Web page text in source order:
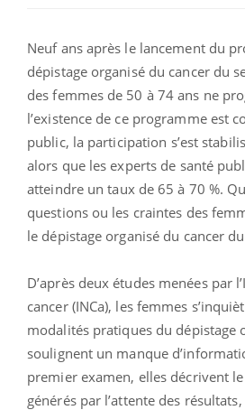
Neuf ans après le lancement du
dépistage organisé du cancer du
des femmes de 50 à 74 ans ne
l’existence de ce programme est
public, la participation s’est
alors que les experts de santé
atteindre un taux de 65 à 70 %.
questions ou les craintes des
le dépistage organisé du cancer
D’après deux études menées par
cancer (INCa), les femmes
modalités pratiques du dépistage
soulignent un manque
premier examen, elles décrivent le
générés par l’attente des